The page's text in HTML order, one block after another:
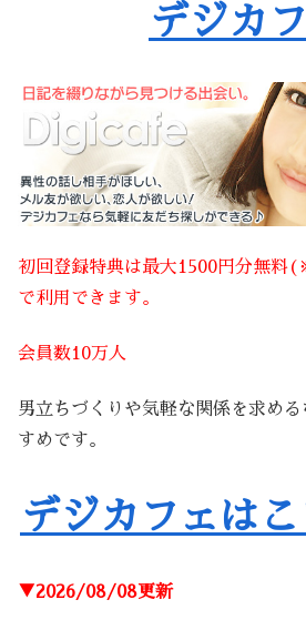
デジカ
初回登録特典は最大1500円分無料
で利用できます。
会員数10万人
男立ちづくりや気軽な関係を求め
すめです。
デジカフェは
▼2026/08/08更新